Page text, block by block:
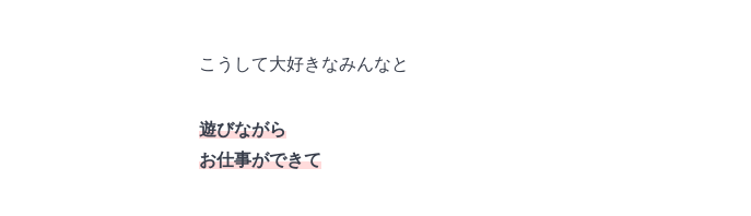
こうして大好きなみんなと
遊びながら
お仕事ができて